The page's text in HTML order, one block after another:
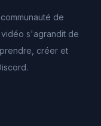
de
s'agrandit de
créer et